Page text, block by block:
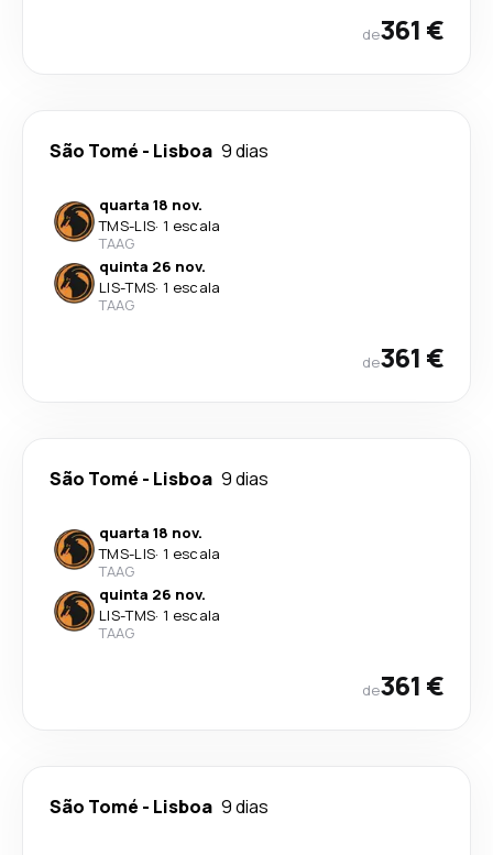
de361 €
São Tomé - Lisboa 9 dias
quarta 18 nov.
TMS-LIS· 1 escala
TAAG
quinta 26 nov.
LIS-TMS· 1 escala
TAAG
de361 €
São Tomé - Lisboa 9 dias
quarta 18 nov.
TMS-LIS· 1 escala
TAAG
quinta 26 nov.
LIS-TMS· 1 escala
TAAG
de361 €
São Tomé - Lisboa 9 dias